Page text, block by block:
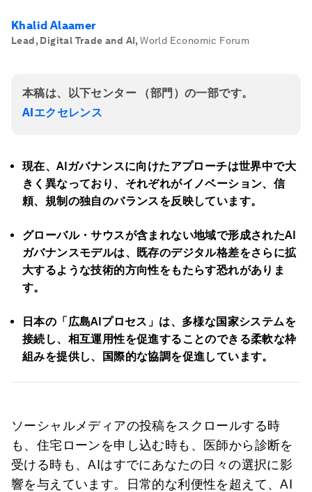
Khalid Alaamer
Lead, Digital Trade and AI, World Economic Forum
本稿は、以下センター （部門）の一部です。
AIエクセレンス
現在、AIガバナンスに向けたアプローチは世界中で大
きく異なっており、それぞれがイノベーション、信
頼、規制の独自のバランスを反映しています。
グローバル・サウスが含まれない地域で形成されたAI
ガバナンスモデルは、既存のデジタル格差をさらに拡
大するような技術的方向性をもたらす恐れがありま
す。
日本の「広島AIプロセス」は、多様な国家システムを
接続し、相互運用性を促進することのできる柔軟な枠
組みを提供し、国際的な協調を促進しています。
ソーシャルメディアの投稿をスクロールする時
も、住宅ローンを申し込む時も、医師から診断を
受ける時も、AIはすでにあなたの日々の選択に影
響を与えています。日常的な利便性を超えて、AI